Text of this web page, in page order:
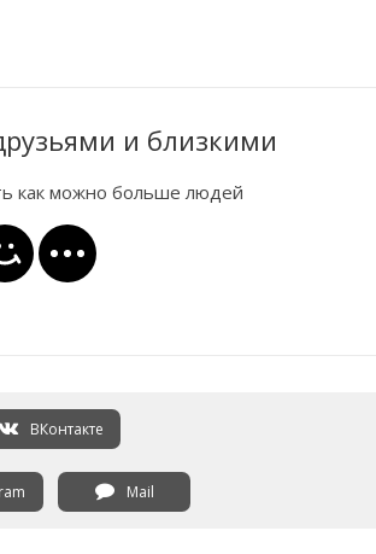
и близкими
как можно больше людей
ВКонтакте
Mail